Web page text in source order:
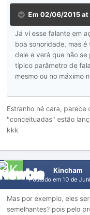
Em 02/06/2015
Já vi esse falante em
boa sonoridade, mas é
dele e verá que não
típico parâmetro de
mesmo ou no máximo
Estranho né cara, parece
"conceituadas" estão
kkk
Kincham
Postado em 10 de
Mas por exemplo, eles
semelhantes? pois pelo